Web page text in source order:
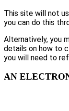
This site will not
you can do this
Alternatively, you
details on how to
you will need to
AN